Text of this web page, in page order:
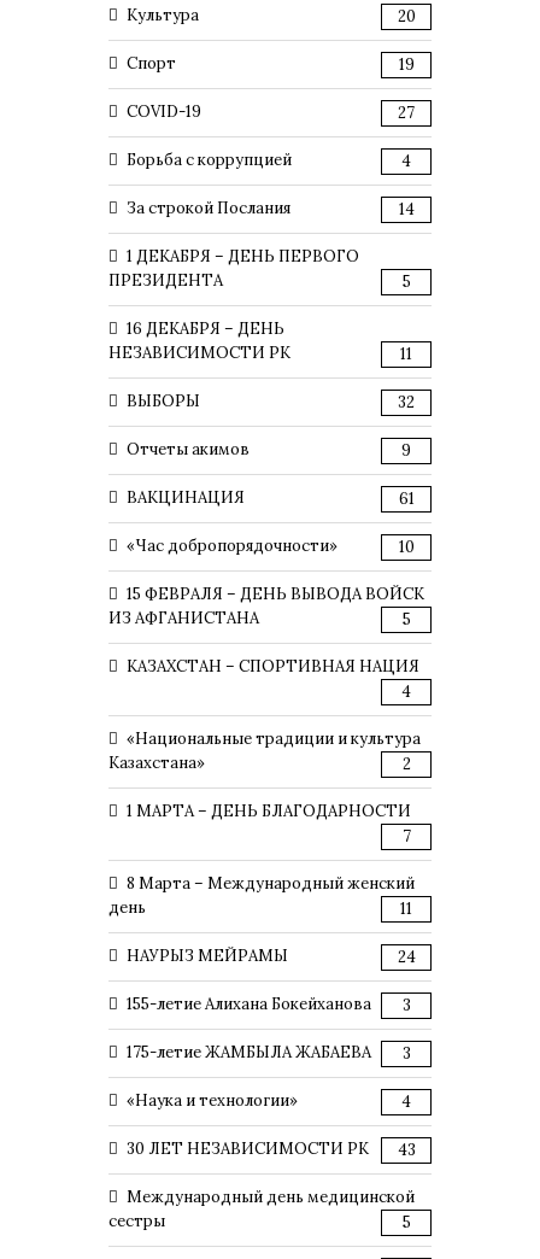
Культура 20
Спорт 19
COVID-19 27
Борьба с коррупцией 4
За строкой Послания 14
1 ДЕКАБРЯ – ДЕНЬ ПЕРВОГО
ПРЕЗИДЕНТА
5
16 ДЕКАБРЯ – ДЕНЬ
НЕЗАВИСИМОСТИ РК
11
ВЫБОРЫ 32
Отчеты акимов 9
ВАКЦИНАЦИЯ 61
«Час добропорядочности» 10
15 ФЕВРАЛЯ – ДЕНЬ ВЫВОДА ВОЙСК
ИЗ АФГАНИСТАНА
5
КАЗАХСТАН – СПОРТИВНАЯ НАЦИЯ
4
«Национальные традиции и культура
Казахстана»
2
1 МАРТА – ДЕНЬ БЛАГОДАРНОСТИ
7
8 Марта – Международный женский
день
11
НАУРЫЗ МЕЙРАМЫ 24
155-летие Алихана Бокейханова 3
175-летие ЖАМБЫЛА ЖАБАЕВА 3
«Наука и технологии» 4
30 ЛЕТ НЕЗАВИСИМОСТИ РК 43
Международный день медицинской
сестры
5